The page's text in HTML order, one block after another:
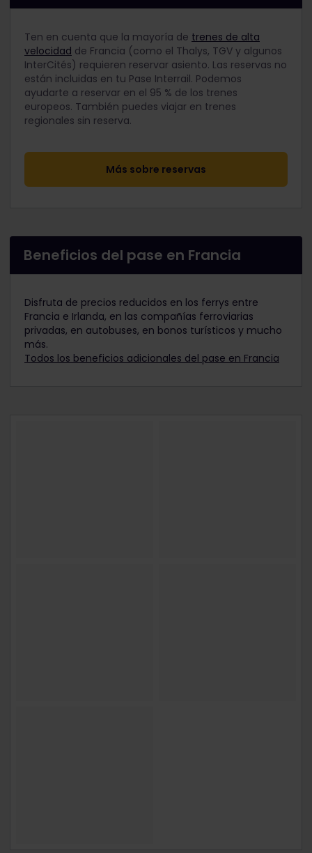
Ten en cuenta que la mayoría de trenes de alta
velocidad de Francia (como el Thalys, TGV y algunos
InterCités) requieren reservar asiento. Las reservas no
están incluidas en tu Pase Interrail. Podemos
ayudarte a reservar en el 95 % de los trenes
europeos. También puedes viajar en trenes
regionales sin reserva.
Más sobre reservas
Beneficios del pase en Francia
Disfruta de precios reducidos en los ferrys entre
Francia e Irlanda, en las compañías ferroviarias
privadas, en autobuses, en bonos turísticos y mucho
más.
Todos los beneficios adicionales del pase en Francia